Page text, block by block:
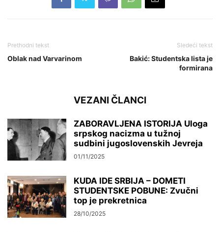
Prethodni tekst
Oblak nad Varvarinom
Sledeći tekst
Bakić: Studentska lista je
formirana
VEZANI ČLANCI
ZABORAVLJENA ISTORIJA Uloga
srpskog nacizma u tužnoj
sudbini jugoslovenskih Jevreja
01/11/2025
KUDA IDE SRBIJA – DOMETI
STUDENTSKE POBUNE: Zvučni
top je prekretnica
28/10/2025